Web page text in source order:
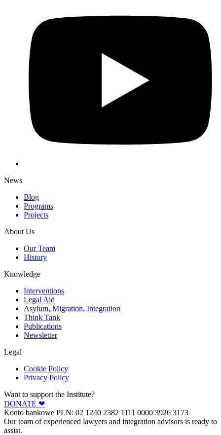
News
Blog
Programs
Projects
About Us
Our Team
History
Knowledge
Interventions
Legal Aid
Asylum, Migration, Integration
Think Tank
Publications
Newsletter
Legal
Cookie Policy
Privacy Policy
Want to support the Institute?
DONATE ❤︎
Konto bankowe PLN: 02 1240 2382 1111 0000 3926 3173
Our team of experienced lawyers and integration advisors is ready to
assist.